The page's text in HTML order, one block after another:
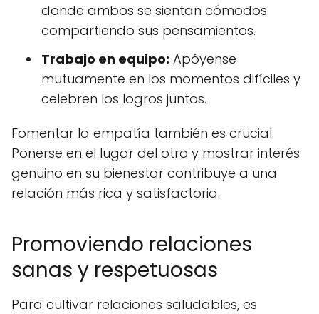
donde ambos se sientan cómodos
compartiendo sus pensamientos.
Trabajo en equipo: Apóyense
mutuamente en los momentos difíciles y
celebren los logros juntos.
Fomentar la empatía también es crucial.
Ponerse en el lugar del otro y mostrar interés
genuino en su bienestar contribuye a una
relación más rica y satisfactoria.
Promoviendo relaciones
sanas y respetuosas
Para cultivar relaciones saludables, es